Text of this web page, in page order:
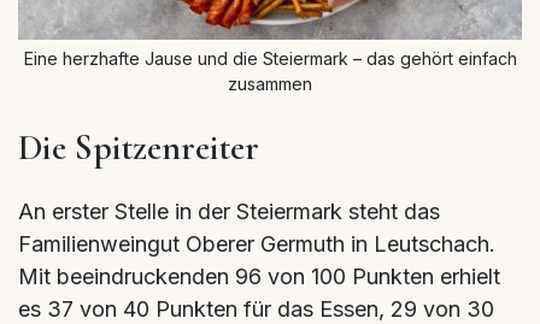
Eine herzhafte Jause und die Steiermark – das gehört einfach
zusammen
Die Spitzenreiter
An erster Stelle in der Steiermark steht das
Familienweingut Oberer Germuth in Leutschach.
Mit beeindruckenden 96 von 100 Punkten erhielt
es 37 von 40 Punkten für das Essen, 29 von 30